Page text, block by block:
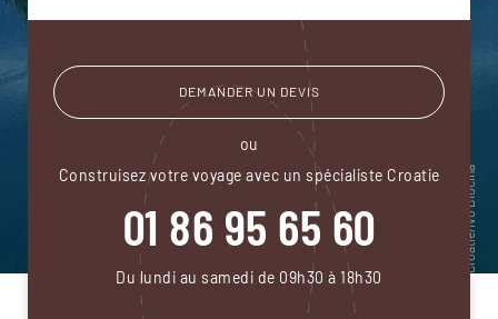
DEMANDER UN DEVIS
ou
Construisez votre voyage avec un spécialiste Croatie
01 86 95 65 60
Du lundi au samedi de 09h30 à 18h30